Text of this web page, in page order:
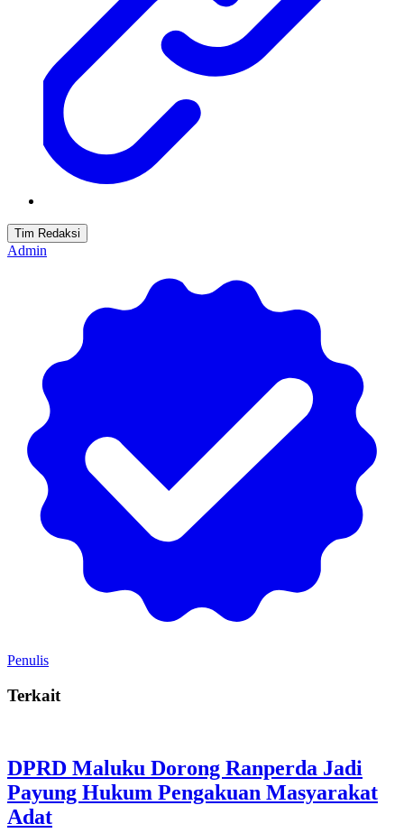
Tim Redaksi
Admin
Penulis
Terkait
DPRD Maluku Dorong Ranperda Jadi
Payung Hukum Pengakuan Masyarakat
Adat